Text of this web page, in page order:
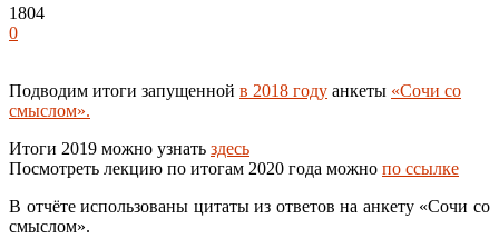
1804
0
Подводим итоги запущенной в 2018 году анкеты «Сочи со
смыслом».
Итоги 2019 можно узнать здесь
Посмотреть лекцию по итогам 2020 года можно по ссылке
В отчёте использованы цитаты из ответов на анкету «Сочи со
смыслом».